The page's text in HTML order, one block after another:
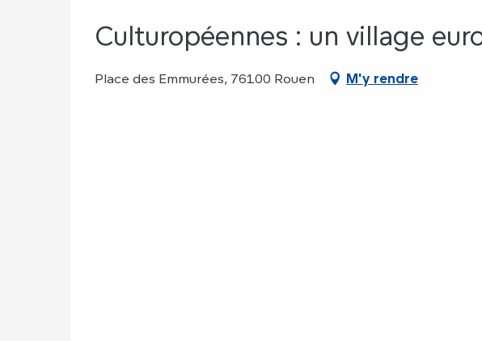
Culturopéennes : un village
Place des Emmurées, 76100 Rouen M'y rendre